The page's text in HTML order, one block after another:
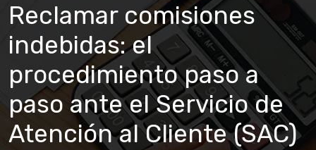
Reclamar comisiones
indebidas: el
procedimiento paso a
paso ante el Servicio de
Atención al Cliente (SAC)